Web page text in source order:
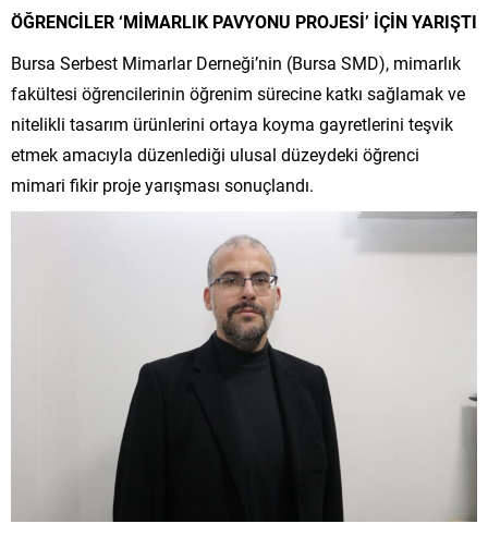
ÖĞRENCİLER ‘MİMARLIK PAVYONU PROJESİ’ İÇİN YARIŞTI
Bursa Serbest Mimarlar Derneği’nin (Bursa SMD), mimarlık
fakültesi öğrencilerinin öğrenim sürecine katkı sağlamak ve
nitelikli tasarım ürünlerini ortaya koyma gayretlerini teşvik
etmek amacıyla düzenlediği ulusal düzeydeki öğrenci
mimari fikir proje yarışması sonuçlandı.